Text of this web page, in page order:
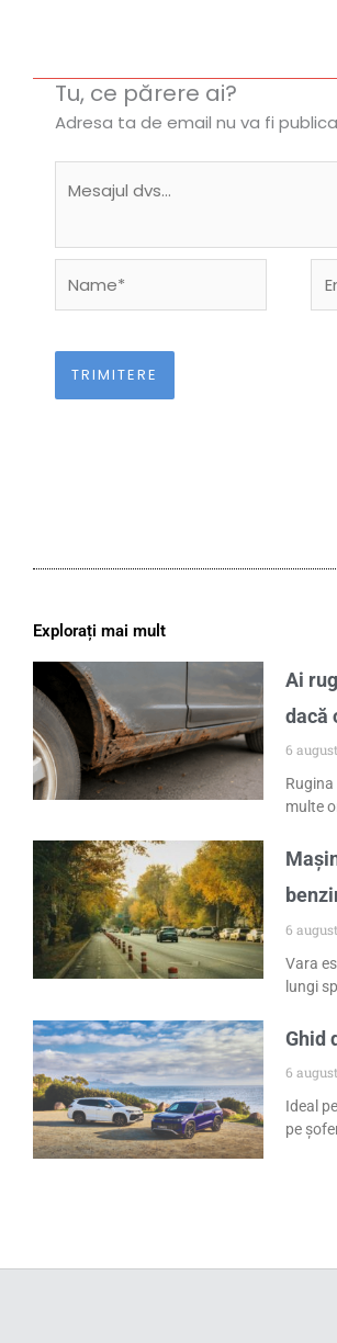
Tu, ce părere ai?
Adresa ta de email nu va fi
Explorați mai mult
Ai
dacă
6
multe
6
Vara
lungi
Ghid
6
Ideal
pe